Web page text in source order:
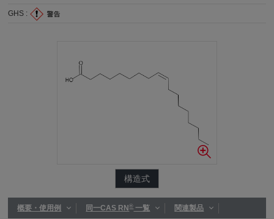
GHS :
構造式
概要・使用例 同一CAS RN®一覧 関連製品